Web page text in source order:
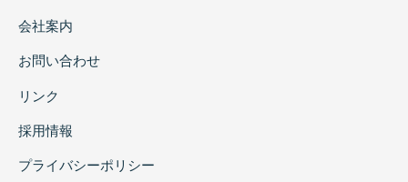
会社案内
お問い合わせ
リンク
採用情報
プライバシーポリシー